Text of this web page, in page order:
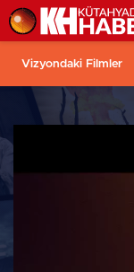
Vizyondaki Filmler